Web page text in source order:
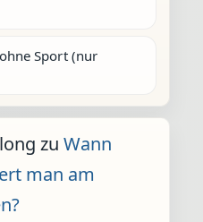
Sport (nur
zu Wann
man am